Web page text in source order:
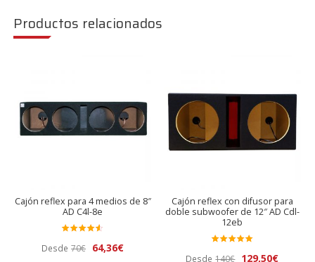
Productos relacionados
Cajón reflex para 4 medios de 8″
AD C4l-8e
do en
Desde 70€
El
64,36€El
Cajón reflex con difusor para
doble subwoofer de 12″ AD Cdl-
12eb
Desde 140€ El
129,50€El